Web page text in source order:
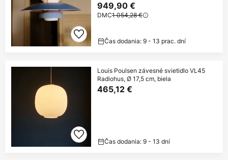
949,90 €
DMC1 054,28 €
Čas dodania: 9 - 13 prac. dní
Louis Poulsen závesné svietidlo VL45
Radiohus, Ø 17,5 cm, biela
465,12 €
Čas dodania: 9 - 13 dní